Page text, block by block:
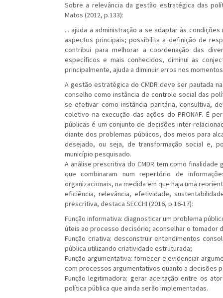
Sobre a relevância da gestão estratégica das
Matos (2012, p.133):
... ajuda a administração a se adaptar às
aspectos principais; possibilita a definição de
contribui para melhorar a coordenação das
específicos e mais conhecidos, diminui as
principalmente, ajuda a diminuir erros nos
A gestão estratégica do CMDR deve ser pautada
conselho como instância de controle social das
se efetivar como instância paritária, consultiva,
coletivo na execução das ações do PRONAF. É
públicas é um conjunto de decisões inter-
diante dos problemas públicos, dos meios para
desejado, ou seja, de transformação social e,
município pesquisado.
A análise prescritiva do CMDR tem como
que combinaram num repertório de
organizacionais, na medida em que haja uma
eficiência, relevância, efetividade,
prescritiva, destaca SECCHI (2016, p.16-17):
Função informativa: diagnosticar um problema
úteis ao processo decisório; aconselhar o tomador
Função criativa: desconstruir entendimentos
pública utilizando criatividade estruturada;
Função argumentativa: fornecer e evidenciar
com processos argumentativos quanto a decisões
Função legitimadora: gerar aceitação entre os
política pública que ainda serão implementadas.